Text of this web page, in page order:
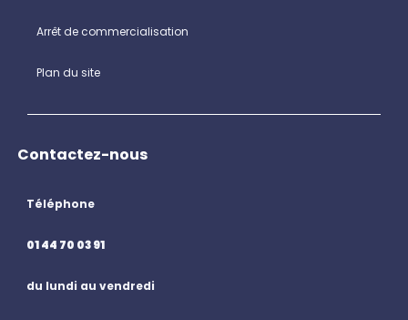
Arrêt de commercialisation
Plan du site
Contactez-nous
Téléphone
01 44 70 03 91
du lundi au vendredi